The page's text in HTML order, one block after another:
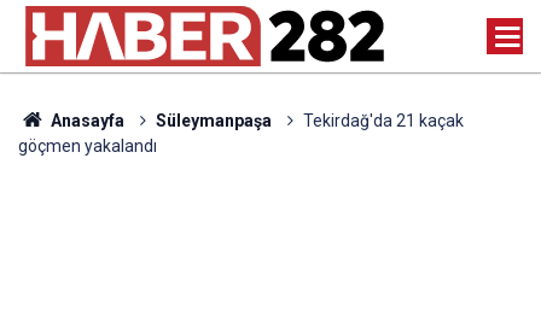
Anasayfa Süleymanpaşa
Tekirdağ'da 21 kaçak
göçmen yakalandı